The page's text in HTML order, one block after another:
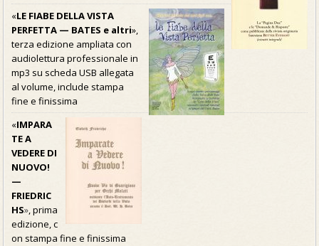
«LE FIABE DELLA VISTA
PERFETTA — BATES e altri»,
terza edizione ampliata con
audiolettura professionale in
mp3 su scheda USB allegata
al volume, include stampa
fine e finissima
«IMPARA
TE A
VEDERE DI
NUOVO!
—
FRIEDRIC
HS», prima
edizione, c
on stampa fine e finissima